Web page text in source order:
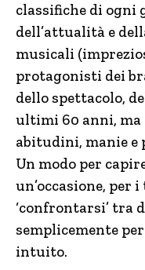
classifiche di ogni
dell’attualità e
musicali
protagonisti dei
dello spettacolo,
ultimi 60 anni, ma
abitudini, manie
Un modo per
un’occasione, per
‘confrontarsi’ tra
semplicemente
intuito.